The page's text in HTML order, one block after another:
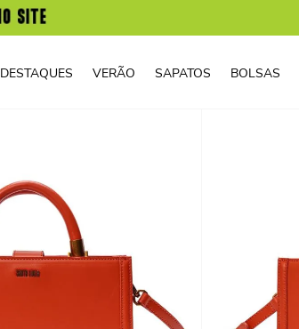
DESTAQUES VERÃO SAPATOS BOLSAS